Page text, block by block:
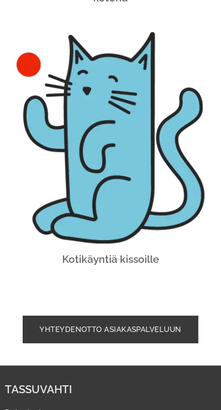
Kotikäyntiä kissoille
YHTEYDENOTTO ASIAKASPALVELUUN
TASSUVAHTI